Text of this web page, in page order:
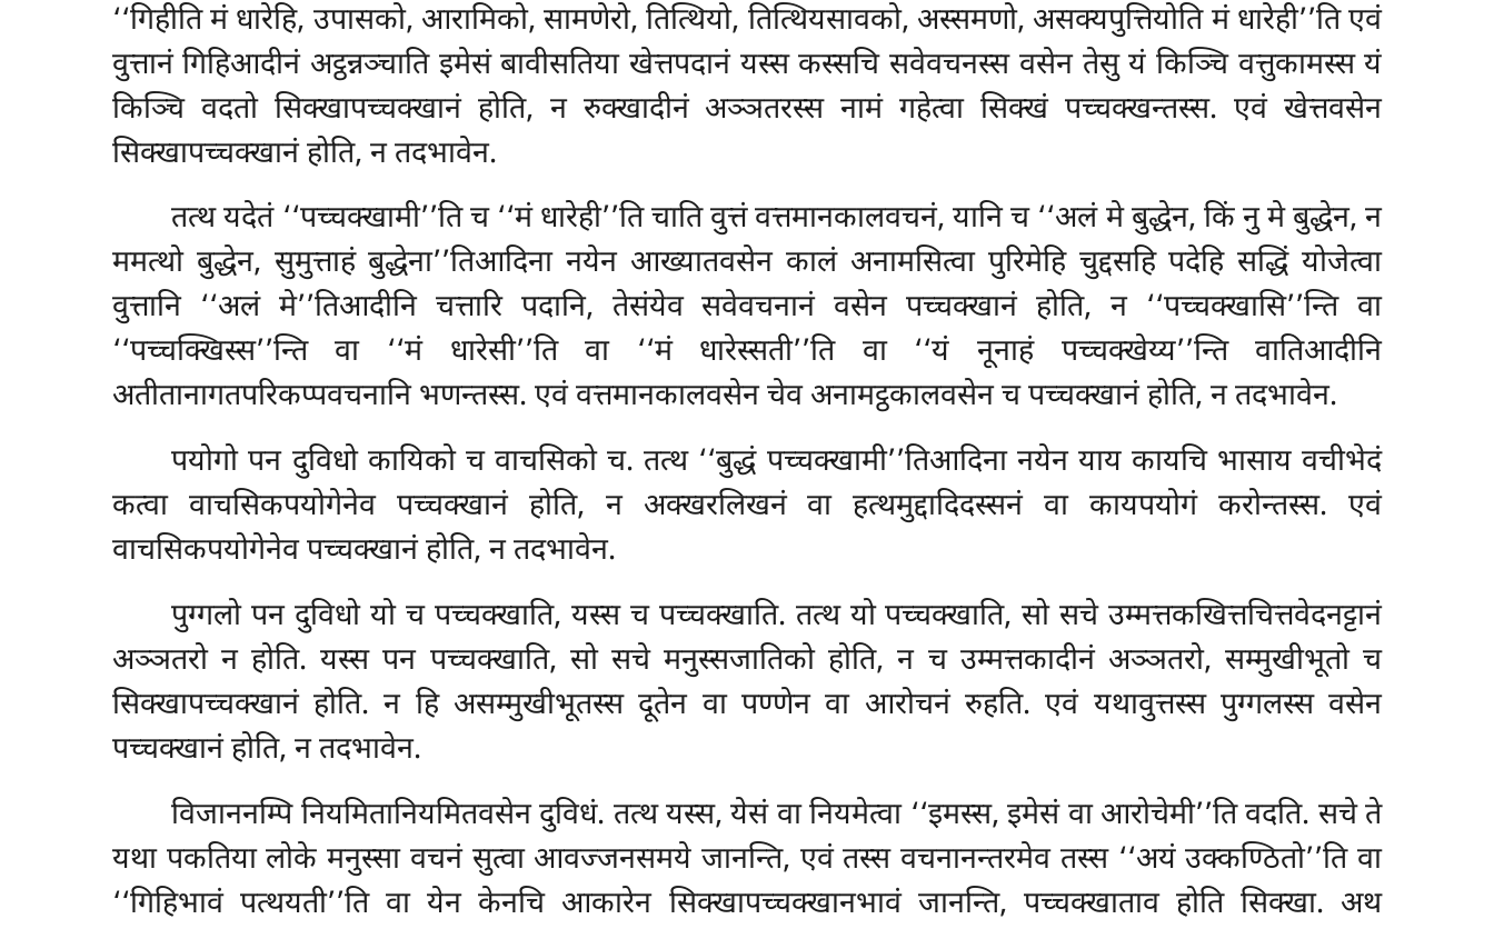
‘‘गिहीति मं धारेहि, उपासको, आरामिको, सामणेरो, तित्थियो, तित्थियसावको, अस्समणो, असक्यपुत्तियोति मं धारेही’’ति एवं
वुत्तानं गिहिआदीनं अट्ठन्नञ्चाति इमेसं बावीसतिया खेत्तपदानं यस्स कस्सचि सवेवचनस्स वसेन तेसु यं किञ्चि वत्तुकामस्स यं
किञ्चि वदतो सिक्खापच्चक्खानं होति, न रुक्खादीनं अञ्ञतरस्स नामं गहेत्वा सिक्खं पच्चक्खन्तस्स. एवं खेत्तवसेन
सिक्खापच्चक्खानं होति, न तदभावेन.
तत्थ यदेतं ‘‘पच्चक्खामी’’ति च ‘‘मं धारेही’’ति चाति वुत्तं वत्तमानकालवचनं, यानि च ‘‘अलं मे बुद्धेन, किं नु मे बुद्धेन, न
ममत्थो बुद्धेन, सुमुत्ताहं बुद्धेना’’तिआदिना नयेन आख्यातवसेन कालं अनामसित्वा पुरिमेहि चुद्दसहि पदेहि सद्धिं योजेत्वा
वुत्तानि ‘‘अलं मे’’तिआदीनि चत्तारि पदानि, तेसंयेव सवेवचनानं वसेन पच्चक्खानं होति, न ‘‘पच्चक्खासि’’न्ति वा
‘‘पच्चक्खिस्स’’न्ति वा ‘‘मं धारेसी’’ति वा ‘‘मं धारेस्सती’’ति वा ‘‘यं नूनाहं पच्चक्खेय्य’’न्ति वातिआदीनि
अतीतानागतपरिकप्पवचनानि भणन्तस्स. एवं वत्तमानकालवसेन चेव अनामट्ठकालवसेन च पच्चक्खानं होति, न तदभावेन.
पयोगो पन दुविधो कायिको च वाचसिको च. तत्थ ‘‘बुद्धं पच्चक्खामी’’तिआदिना नयेन याय कायचि भासाय वचीभेदं
कत्वा वाचसिकपयोगेनेव पच्चक्खानं होति, न अक्खरलिखनं वा हत्थमुद्दादिदस्सनं वा कायपयोगं करोन्तस्स. एवं
वाचसिकपयोगेनेव पच्चक्खानं होति, न तदभावेन.
पुग्गलो पन दुविधो यो च पच्चक्खाति, यस्स च पच्चक्खाति. तत्थ यो पच्चक्खाति, सो सचे उम्मत्तकखित्तचित्तवेदनट्टानं
अञ्ञतरो न होति. यस्स पन पच्चक्खाति, सो सचे मनुस्सजातिको होति, न च उम्मत्तकादीनं अञ्ञतरो, सम्मुखीभूतो च
सिक्खापच्चक्खानं होति. न हि असम्मुखीभूतस्स दूतेन वा पण्णेन वा आरोचनं रुहति. एवं यथावुत्तस्स पुग्गलस्स वसेन
पच्चक्खानं होति, न तदभावेन.
विजाननम्पि नियमितानियमितवसेन दुविधं. तत्थ यस्स, येसं वा नियमेत्वा ‘‘इमस्स, इमेसं वा आरोचेमी’’ति वदति. सचे ते
यथा पकतिया लोके मनुस्सा वचनं सुत्वा आवज्जनसमये जानन्ति, एवं तस्स वचनानन्तरमेव तस्स ‘‘अयं उक्कण्ठितो’’ति वा
‘‘गिहिभावं पत्थयती’’ति वा येन केनचि आकारेन सिक्खापच्चक्खानभावं जानन्ति, पच्चक्खाताव होति सिक्खा. अथ